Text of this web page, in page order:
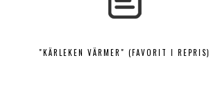
"KÄRLEKEN VÄRMER" (FAVORIT I REPRIS)